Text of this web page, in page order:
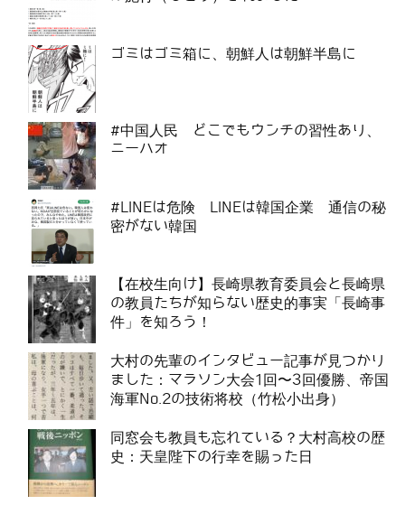
ゴミはゴミ箱に、朝鮮人は朝鮮半島に
#中国人民 どこでもウンチの習性あり、
ニーハオ
#LINEは危険 LINEは韓国企業 通信の秘
密がない韓国
【在校生向け】長崎県教育委員会と長崎県
の教員たちが知らない歴史的事実「長崎事
件」を知ろう！
大村の先輩のインタビュー記事が見つかり
ました：マラソン大会1回〜3回優勝、帝国
海軍No.2の技術将校（竹松小出身）
同窓会も教員も忘れている？大村高校の歴
史：天皇陛下の行幸を賜った日